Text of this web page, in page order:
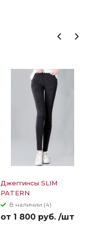
Джеггинсы SLIM
PATERN
В наличии (4)
от 1 800 руб. /шт